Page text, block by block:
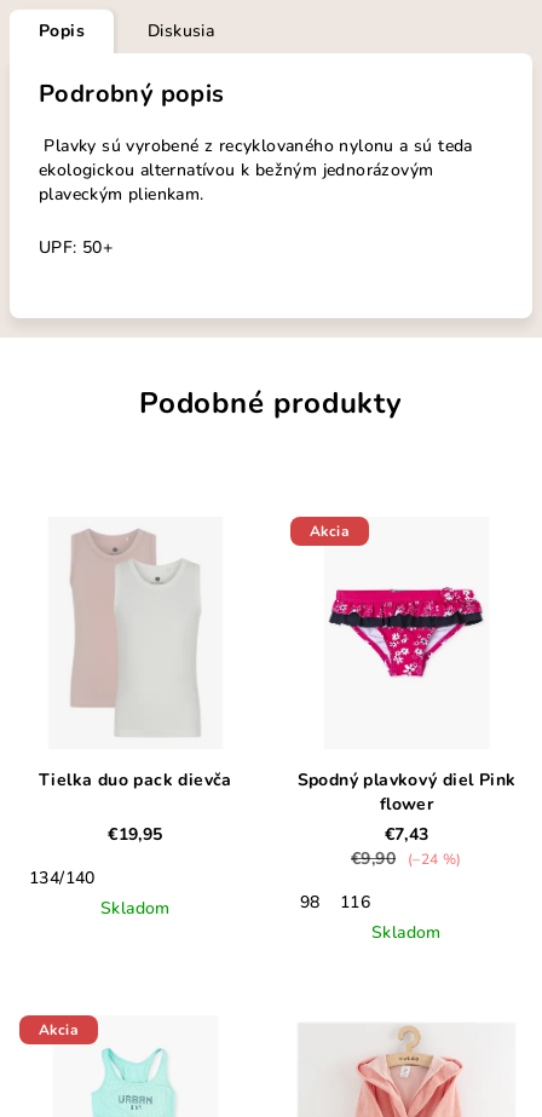
Popis Diskusia
Podrobný popis
Plavky sú vyrobené z recyklovaného nylonu a sú teda
ekologickou alternatívou k bežným jednorázovým
plaveckým plienkam.
UPF: 50+
Podobné produkty
Tielka duo pack dievča
€19,95
134/140
Skladom
Akcia
Spodný plavkový diel Pink
flower
€7,43
€9,90
(–24 %)
98
116
Skladom
Akcia